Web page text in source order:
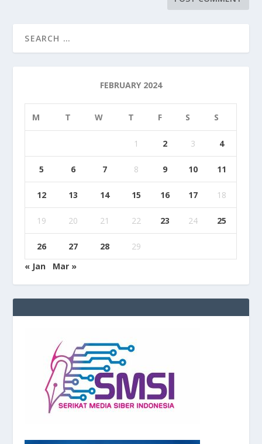
FEBRUARY 2024
M T W T F S S
1 2 3 4
5 6 7 8 9 10 11
12 13 14 15 16 17 18
19 20 21 22 23 24 25
26 27 28
29
« Jan
Mar »